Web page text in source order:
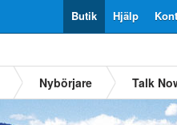
Hjälp
Butik
Nybörjare Talk